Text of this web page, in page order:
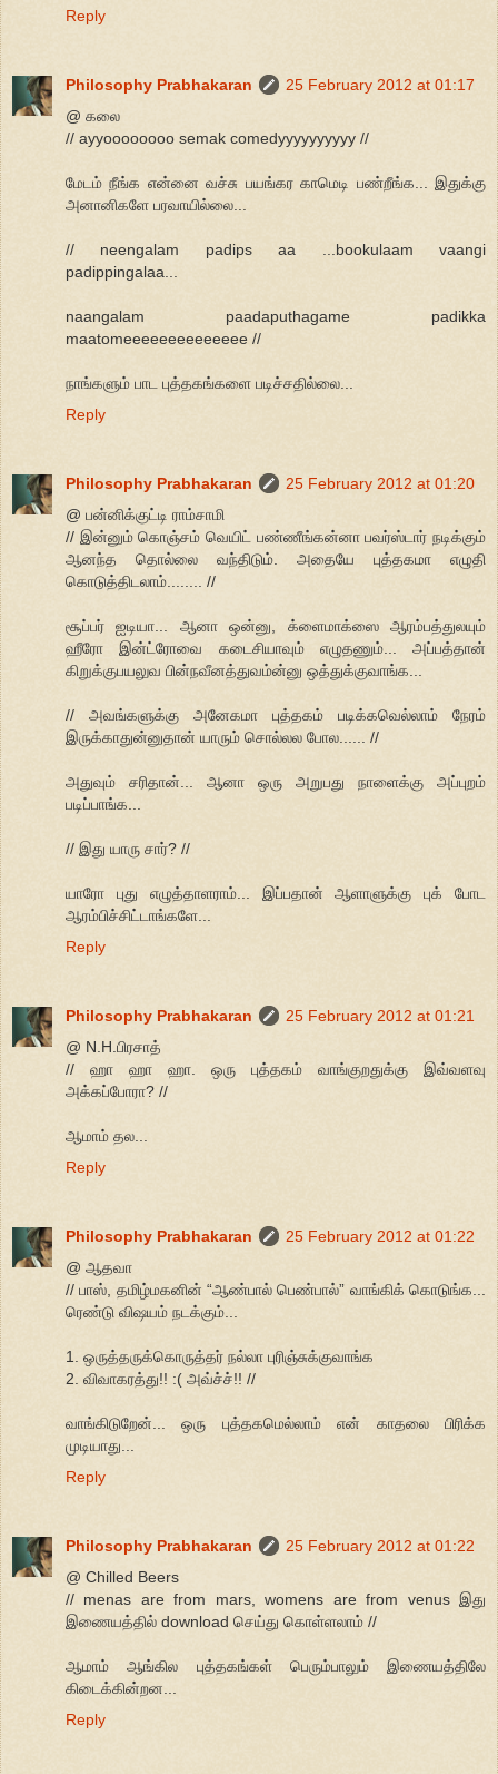
Reply
Philosophy Prabhakaran
25 February 2012 at 01:17
@ கலை
// ayyoooooooo semak comedyyyyyyyyyy //
மேடம் நீங்க என்னை வச்சு பயங்கர காமெடி பண்றீங்க... இதுக்கு
அனானிகளே பரவாயில்லை...
// neengalam padips aa ...bookulaam vaangi
padippingalaa...
naangalam paadaputhagame padikka
maatomeeeeeeeeeeeeee //
நாங்களும் பாட புத்தகங்களை படிச்சதில்லை...
Reply
Philosophy Prabhakaran
25 February 2012 at 01:20
@ பன்னிக்குட்டி ராம்சாமி
// இன்னும் கொஞ்சம் வெயிட் பண்ணீங்கன்னா பவர்ஸ்டார் நடிக்கும்
ஆனந்த தொல்லை வந்திடும். அதையே புத்தகமா எழுதி
கொடுத்திடலாம்........ //
சூப்பர் ஐடியா... ஆனா ஒன்னு, க்ளைமாக்ஸை ஆரம்பத்துலயும்
ஹீரோ இன்ட்ரோவை கடைசியாவும் எழுதணும்... அப்பத்தான்
கிறுக்குபயலுவ பின்நவீனத்துவம்ன்னு ஒத்துக்குவாங்க...
// அவங்களுக்கு அனேகமா புத்தகம் படிக்கவெல்லாம் நேரம்
இருக்காதுன்னுதான் யாரும் சொல்லல போல...... //
அதுவும் சரிதான்... ஆனா ஒரு அறுபது நாளைக்கு அப்புறம்
படிப்பாங்க...
// இது யாரு சார்? //
யாரோ புது எழுத்தாளராம்... இப்பதான் ஆளாளுக்கு புக் போட
ஆரம்பிச்சிட்டாங்களே...
Reply
Philosophy Prabhakaran
25 February 2012 at 01:21
@ N.H.பிரசாத்
// ஹா ஹா ஹா. ஒரு புத்தகம் வாங்குறதுக்கு இவ்வளவு
அக்கப்போரா? //
ஆமாம் தல...
Reply
Philosophy Prabhakaran
25 February 2012 at 01:22
@ ஆதவா
// பாஸ், தமிழ்மகனின் “ஆண்பால் பெண்பால்” வாங்கிக் கொடுங்க...
ரெண்டு விஷயம் நடக்கும்...
1. ஒருத்தருக்கொருத்தர் நல்லா புரிஞ்சுக்குவாங்க
2. விவாகரத்து!! :( அவ்ச்ச்!! //
வாங்கிடுறேன்... ஒரு புத்தகமெல்லாம் என் காதலை பிரிக்க
முடியாது...
Reply
Philosophy Prabhakaran
25 February 2012 at 01:22
@ Chilled Beers
// menas are from mars, womens are from venus இது
இணையத்தில் download செய்து கொள்ளலாம் //
ஆமாம் ஆங்கில புத்தகங்கள் பெரும்பாலும் இணையத்திலே
கிடைக்கின்றன...
Reply